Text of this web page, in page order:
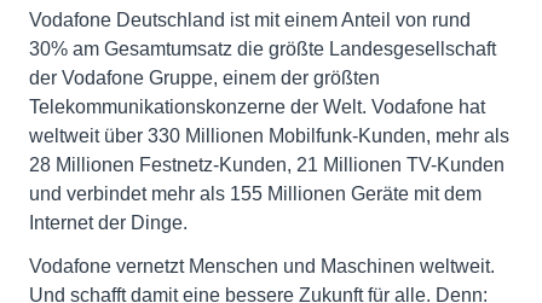
Vodafone Deutschland ist mit einem Anteil von rund
30% am Gesamtumsatz die größte Landesgesellschaft
der Vodafone Gruppe, einem der größten
Telekommunikationskonzerne der Welt. Vodafone hat
weltweit über 330 Millionen Mobilfunk-Kunden, mehr als
28 Millionen Festnetz-Kunden, 21 Millionen TV-Kunden
und verbindet mehr als 155 Millionen Geräte mit dem
Internet der Dinge.
Vodafone vernetzt Menschen und Maschinen weltweit.
Und schafft damit eine bessere Zukunft für alle. Denn: